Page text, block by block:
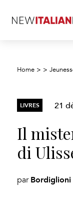
Home > >
LIVRES 21
Il
di
par